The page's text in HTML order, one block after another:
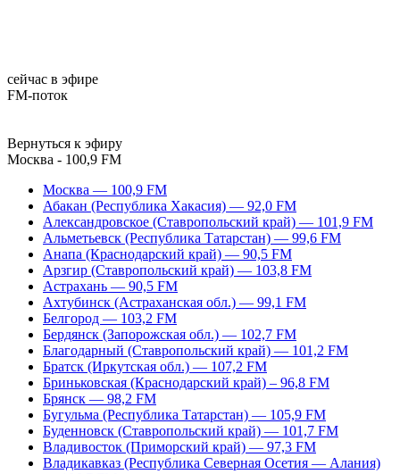
сейчас в эфире
FM-поток
Вернуться к эфиру
Москва - 100,9 FM
Москва — 100,9 FM
Абакан (Республика Хакасия) — 92,0 FM
Александровское (Ставропольский край) — 101,9 FM
Альметьевск (Республика Татарстан) — 99,6 FM
Анапа (Краснодарский край) — 90,5 FM
Арзгир (Ставропольский край) — 103,8 FM
Астрахань — 90,5 FM
Ахтубинск (Астраханская обл.) — 99,1 FM
Белгород — 103,2 FM
Бердянск (Запорожская обл.) — 102,7 FM
Благодарный (Ставропольский край) — 101,2 FM
Братск (Иркутская обл.) — 107,2 FM
Бриньковская (Краснодарский край) – 96,8 FM
Брянск — 98,2 FM
Бугульма (Республика Татарстан) — 105,9 FM
Буденновск (Ставропольский край) — 101,7 FM
Владивосток (Приморский край) — 97,3 FM
Владикавказ (Республика Северная Осетия — Алания)